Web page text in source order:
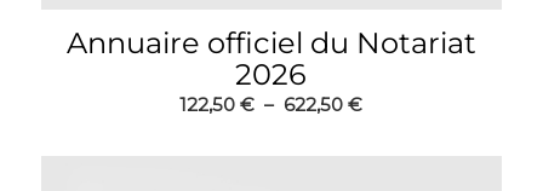
Annuaire officiel du Notariat
2026
122,50€ – 622,50€Plage
prix :